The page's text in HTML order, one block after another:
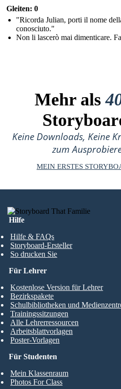
Gleiten: 0
"Ricorda Julian, porti il nome
conosciuto."
Non li lascerò mai dimenticare.
Mehr als
Keine Downloads, Keine
zum
MEIN ERSTES
Hilfe
Hilfe & FAQs
Storyboard-Ersteller
So drucken Sie
Für Studenten
Mein Klassenraum
Photos For Class
Für Lehrer
Kostenlose Version für Lehrer
Bezirkspakete
Schulbibliotheken und
Trainingssitzungen
Alle Lehrerressourcen
Arbeitsblattvorlagen
Poster-Vorlagen